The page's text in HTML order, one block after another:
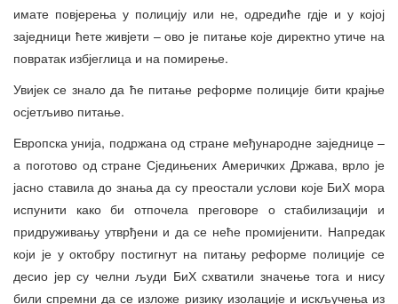
имате повјерења у полицију или не, одредиће гдје и у којој
заједници ћете живјети – ово је питање које директно утиче на
повратак избјеглица и на помирење.
Увијек се знало да ће питање реформе полиције бити крајње
осјетљиво питање.
Европска унија, подржана од стране међународне заједнице –
а поготово од стране Сједињених Америчких Држава, врло је
јасно ставила до знања да су преостали услови које БиХ мора
испунити како би отпочела преговоре о стабилизацији и
придруживању утврђени и да се неће промијенити. Напредак
који је у октобру постигнут на питању реформе полиције се
десио јер су челни људи БиХ схватили значење тога и нису
били спремни да се изложе ризику изолације и искључења из